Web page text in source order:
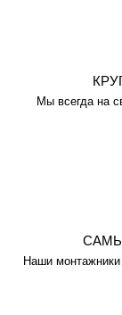
Мы всегда на
Наши монтажники